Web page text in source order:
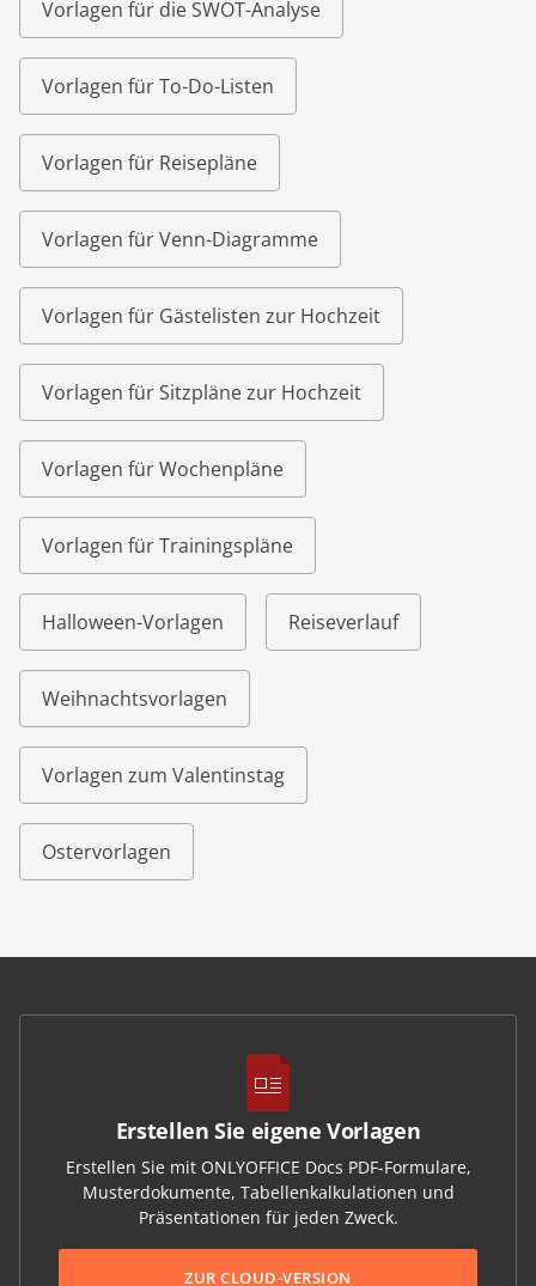
Vorlagen für die SWOT-Analyse
Vorlagen für To-Do-Listen
Vorlagen für Reisepläne
Vorlagen für Venn-Diagramme
Vorlagen für Gästelisten zur Hochzeit
Vorlagen für Sitzpläne zur Hochzeit
Vorlagen für Wochenpläne
Vorlagen für Trainingspläne
Halloween-Vorlagen Reiseverlauf
Weihnachtsvorlagen
Vorlagen zum Valentinstag
Ostervorlagen
Erstellen Sie eigene Vorlagen
Erstellen Sie mit ONLYOFFICE Docs PDF-Formulare,
Musterdokumente, Tabellenkalkulationen und
Präsentationen für jeden Zweck.
ZUR CLOUD-VERSION